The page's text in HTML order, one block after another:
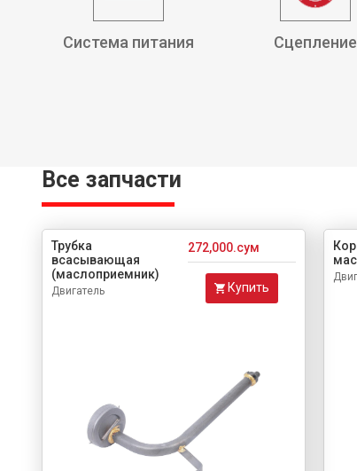
Система питания Сцепление
Все запчасти
Трубка
всасывающая
(маслоприемник)
Двигатель
272,000.сум
Купить